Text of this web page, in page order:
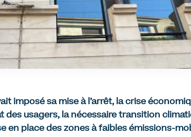
imposé sa mise à l’arrêt, la crise
des usagers, la nécessaire transition
en place des zones à faibles émissions-